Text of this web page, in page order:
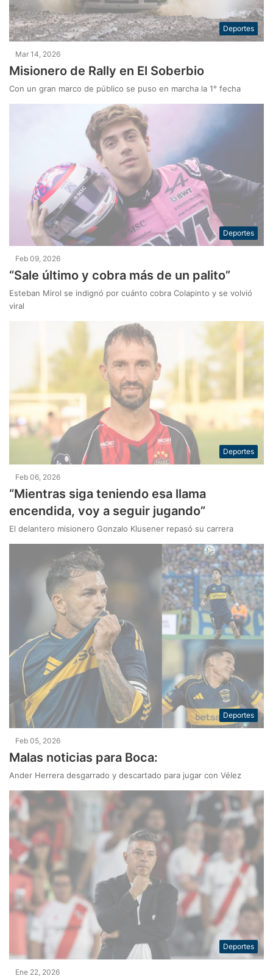
Deportes
Mar 14, 2026
Misionero de Rally en El Soberbio
Con un gran marco de público se puso en marcha la 1° fecha
Deportes
Feb 09, 2026
“Sale último y cobra más de un palito”
Esteban Mirol se indignó por cuánto cobra Colapinto y se volvió
viral
Deportes
Feb 06, 2026
“Mientras siga teniendo esa llama
encendida, voy a seguir jugando”
El delantero misionero Gonzalo Klusener repasó su carrera
Deportes
Feb 05, 2026
Malas noticias para Boca:
Ander Herrera desgarrado y descartado para jugar con Vélez
Deportes
Ene 22, 2026